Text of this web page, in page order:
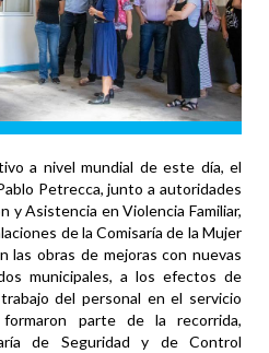
a nivel mundial de este día, el
Petrecca, junto a autoridades
y Asistencia en Violencia Familiar,
de la Comisaría de la Mujer
las obras de mejoras con nuevas
municipales, a los efectos de
del personal en el servicio
formaron parte de la recorrida,
de Seguridad y de Control